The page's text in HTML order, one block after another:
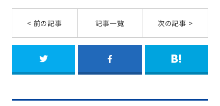
< 前の記事 記事一覧 次の記事 >